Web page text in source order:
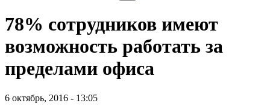
78% сотрудников имеют
возможность работать за
пределами офиса
6 октябрь, 2016 - 13:05